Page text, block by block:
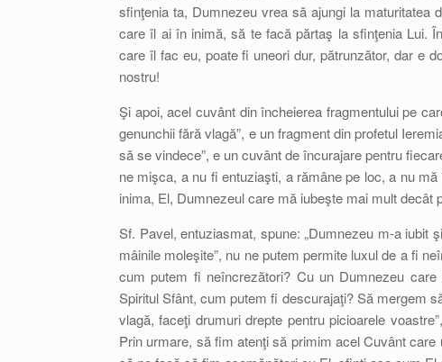
sfinţenia ta, Dumnezeu vrea să ajungi la
care îl ai în inimă, să te facă părtaş la sfinţenia Lui.
care îl fac eu, poate fi uneori dur, pătrunzător, dar e
nostru!
Şi apoi, acel cuvânt din încheierea fragmentului pe
genunchii fără vlagă”, e un fragment din profetul
să se vindece”, e un cuvânt de încurajare pentru
ne mişca, a nu fi entuziaşti, a rămâne pe loc, a nu
inima, El, Dumnezeul care mă iubeşte mai mult decât
Sf. Pavel, entuziasmat, spune: „Dumnezeu m-a iubit
mâinile moleşite”, nu ne putem permite luxul de a fi
cum putem fi neîncrezători? Cu un Dumnezeu
Spiritul Sfânt, cum putem fi descurajaţi? Să mergem
vlagă, faceţi drumuri drepte pentru picioarele
Prin urmare, să fim atenţi să primim acel Cuvânt